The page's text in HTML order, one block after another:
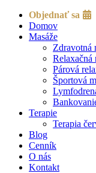
Objednať sa
Domov
Masáže
Zdravotná
Relaxačná
Párová
Športová
Terapie
Terapia
Blog
Cenník
O nás
Kontakt